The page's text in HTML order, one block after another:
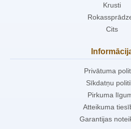
Krusti
Cits
Privātuma
Sīkdatņu
Pirkuma
Atteikuma
Garantijas